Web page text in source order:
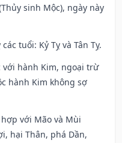
sinh Mộc), ngày này
tuổi: Kỷ Tỵ và Tân Tỵ.
với hành Kim, ngoại trừ
hành Kim không sợ
với Mão và Mùi
hại Thân, phá Dần,